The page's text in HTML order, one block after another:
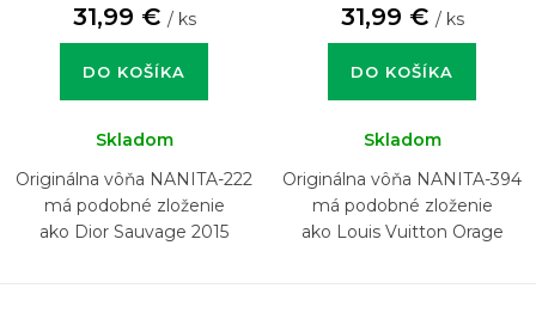
31,99 € / ks
DO KOŠÍKA
Skladom
Originálna vôňa NANITA-222
má podobné zloženie
ako Dior Sauvage 2015
31,99 € / ks
DO KOŠÍKA
Skladom
Originálna vôňa NANITA-394
má podobné zloženie
ako Louis Vuitton Orage